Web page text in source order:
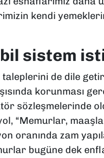
kendi
sistem
de dile
korunması
sözleşmelerinde
“Memurlar,
oranında zam
bugüne dek